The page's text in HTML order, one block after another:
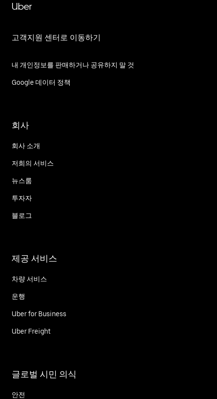
Uber
고객지원 센터로 이동하기
내 개인정보를 판매하거나 공유하지 말 것
Google 데이터 정책
회사
회사 소개
저희의 서비스
뉴스룸
투자자
블로그
제공 서비스
차량 서비스
운행
Uber for Business
Uber Freight
글로벌 시민 의식
안전